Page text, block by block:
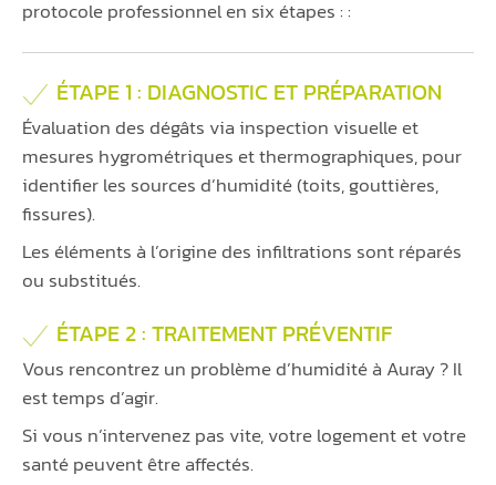
protocole professionnel en six étapes : :
ÉTAPE 1 : DIAGNOSTIC ET PRÉPARATION
Évaluation des dégâts via inspection visuelle et
mesures hygrométriques et thermographiques, pour
identifier les sources d’humidité (toits, gouttières,
fissures).
Les éléments à l’origine des infiltrations sont réparés
ou substitués.
ÉTAPE 2 : TRAITEMENT PRÉVENTIF
Vous rencontrez un problème d’humidité à Auray ? Il
est temps d’agir.
Si vous n’intervenez pas vite, votre logement et votre
santé peuvent être affectés.